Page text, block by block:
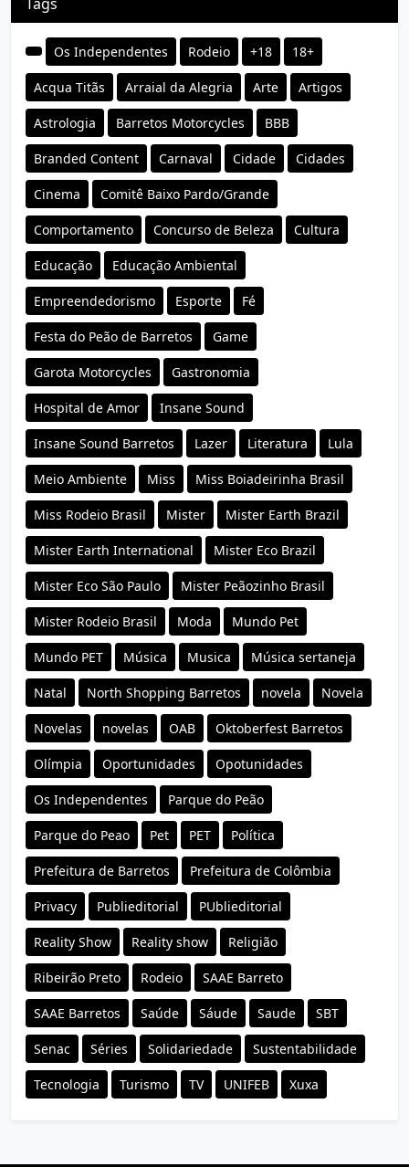
Os Independentes Rodeio +18 18+
Acqua Titãs Arraial da Alegria Arte Artigos
Astrologia Barretos Motorcycles BBB
Branded Content Carnaval Cidade Cidades
Cinema Comitê Baixo Pardo/Grande
Comportamento Concurso de Beleza Cultura
Educação Educação Ambiental
Empreendedorismo Esporte Fé
Festa do Peão de Barretos Game
Garota Motorcycles Gastronomia
Hospital de Amor Insane Sound
Insane Sound Barretos Lazer Literatura Lula
Meio Ambiente Miss Miss Boiadeirinha Brasil
Miss Rodeio Brasil Mister Mister Earth Brazil
Mister Earth International Mister Eco Brazil
Mister Eco São Paulo Mister Peãozinho Brasil
Mister Rodeio Brasil Moda Mundo Pet
Mundo PET Música Musica Música sertaneja
Natal North Shopping Barretos novela Novela
Novelas novelas OAB Oktoberfest Barretos
Olímpia Oportunidades Opotunidades
Os Independentes Parque do Peão
Parque do Peao Pet PET Política
Prefeitura de Barretos Prefeitura de Colômbia
Privacy Publieditorial PUblieditorial
Reality Show Reality show Religião
Ribeirão Preto Rodeio SAAE Barreto
SAAE Barretos Saúde Sáude Saude SBT
Senac Séries Solidariedade Sustentabilidade
Tecnologia Turismo TV UNIFEB Xuxa